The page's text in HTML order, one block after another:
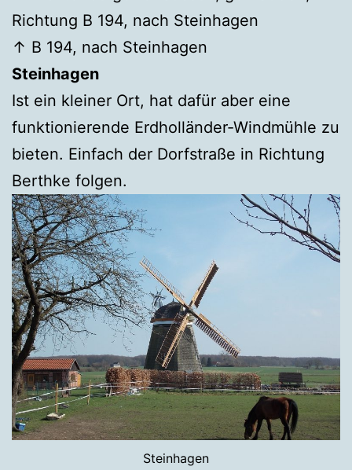
Richtung B 194, nach Steinhagen
↑ B 194, nach Steinhagen
Steinhagen
Ist ein kleiner Ort, hat dafür aber eine
funktionierende Erdholländer-Windmühle zu
bieten. Einfach der Dorfstraße in Richtung
Berthke folgen.
Steinhagen